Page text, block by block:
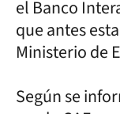
el Banco
que antes
Ministerio de
Según se